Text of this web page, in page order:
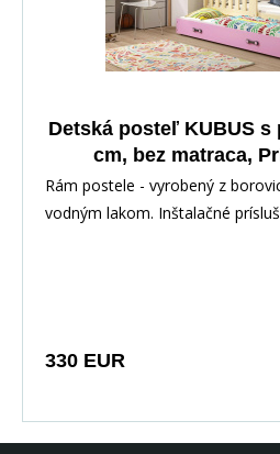
Detská posteľ KUBUS s
cm, bez matraca,
Rám postele - vyrobený z
vodným lakom. Inštalačné
330 EUR